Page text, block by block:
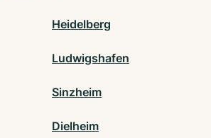
Heidelberg
Ludwigshafen
Sinzheim
Dielheim